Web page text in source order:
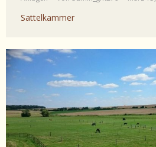
Sattelkammer